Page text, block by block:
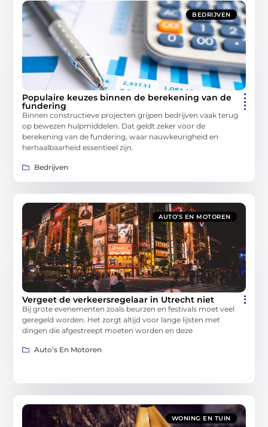
BEDRIJVEN
Populaire keuzes binnen de berekening van de
fundering
Binnen constructieve projecten grijpen bedrijven vaak terug
op bewezen hulpmiddelen. Dat geldt zeker voor de
berekening van de fundering, waar nauwkeurigheid en
herhaalbaarheid essentieel zijn.
Bedrijven
AUTO’S EN MOTOREN
Vergeet de verkeersregelaar in Utrecht niet
Bij grote evenementen zoals beurzen en festivals moet veel
geregeld worden. Het zorgt altijd voor lange lijsten met
dingen die afgestreept moeten worden en deze
Auto’s En Motoren
WONING EN TUIN